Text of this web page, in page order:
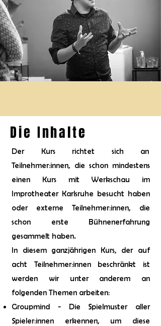
Die Inhalte
Der Kurs richtet sich an
Teilnehmer:innen, die schon mindestens
einen Kurs mit Werkschau im
Improtheater Karlsruhe besucht haben
oder externe Teilnehmer:innen, die
schon erste Bühnenerfahrung
gesammelt haben.
In diesem ganzjährigen Kurs, der auf
acht Teilnehmer:innen beschränkt ist
werden wir unter anderem an
folgenden Themen arbeiten:
Groupmind - Die Spielmuster aller
Spieler:innen erkennen, um diese